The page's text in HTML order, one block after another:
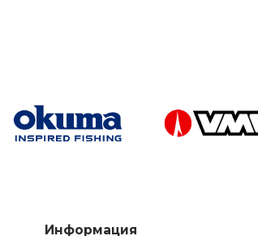
Информация